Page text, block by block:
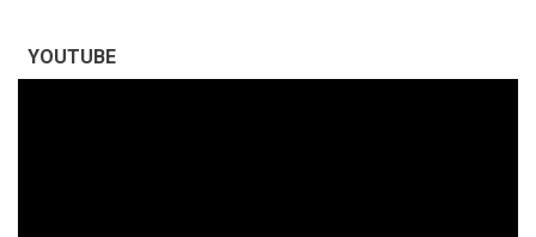
YOUTUBE